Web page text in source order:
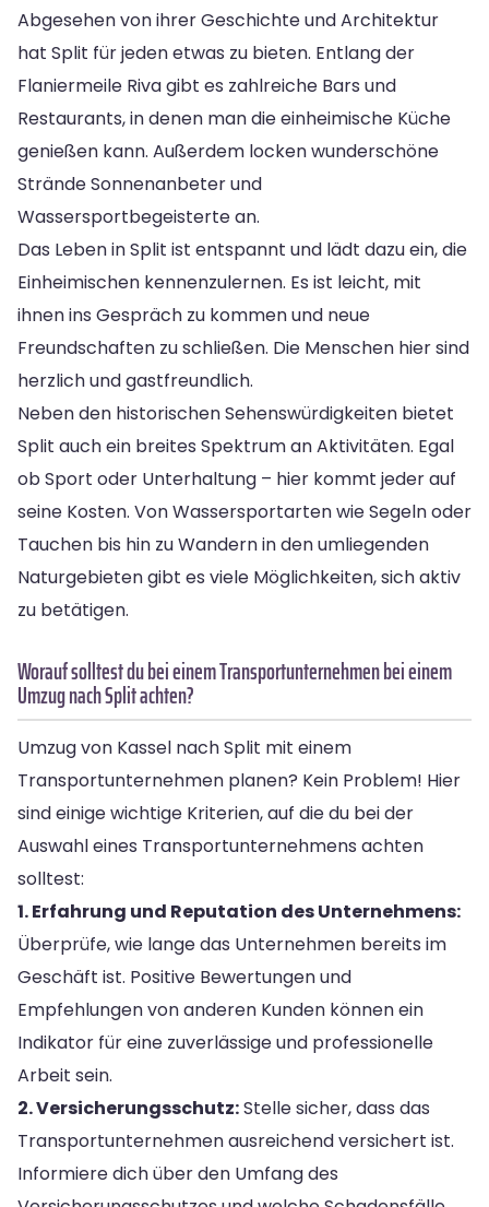
Abgesehen von ihrer Geschichte und Architektur
hat Split für jeden etwas zu bieten. Entlang der
Flaniermeile Riva gibt es zahlreiche Bars und
Restaurants, in denen man die einheimische Küche
genießen kann. Außerdem locken wunderschöne
Strände Sonnenanbeter und
Wassersportbegeisterte an.
Das Leben in Split ist entspannt und lädt dazu ein, die
Einheimischen kennenzulernen. Es ist leicht, mit
ihnen ins Gespräch zu kommen und neue
Freundschaften zu schließen. Die Menschen hier sind
herzlich und gastfreundlich.
Neben den historischen Sehenswürdigkeiten bietet
Split auch ein breites Spektrum an Aktivitäten. Egal
ob Sport oder Unterhaltung – hier kommt jeder auf
seine Kosten. Von Wassersportarten wie Segeln oder
Tauchen bis hin zu Wandern in den umliegenden
Naturgebieten gibt es viele Möglichkeiten, sich aktiv
zu betätigen.
Worauf solltest du bei einem Transportunternehmen bei einem
Umzug nach Split achten?
Umzug von Kassel nach Split mit einem
Transportunternehmen planen? Kein Problem! Hier
sind einige wichtige Kriterien, auf die du bei der
Auswahl eines Transportunternehmens achten
solltest:
1. Erfahrung und Reputation des Unternehmens:
Überprüfe, wie lange das Unternehmen bereits im
Geschäft ist. Positive Bewertungen und
Empfehlungen von anderen Kunden können ein
Indikator für eine zuverlässige und professionelle
Arbeit sein.
2. Versicherungsschutz:Stelle sicher, dass das
Transportunternehmen ausreichend versichert ist.
Informiere dich über den Umfang des